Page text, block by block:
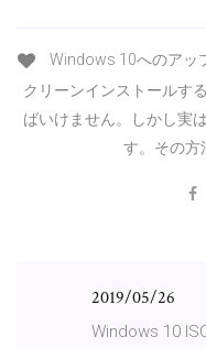
Windows 10へのアッ
クリーンインストールす
ばいけません。しかし実
す。その方
2019/05/26
Windows 10